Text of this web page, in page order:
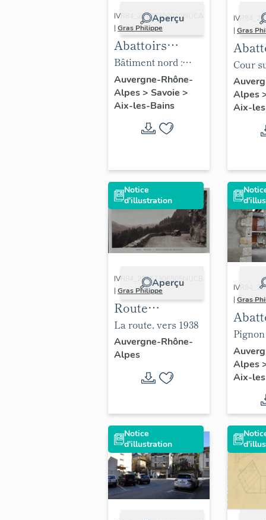
Aperçu
IVR84_20177300010NUCA
| Gras Philippe
Abattoirs
municipaux,
puis ateliers
municipaux,
actuellement
maisons et
Bâtiment nord :
élévation
Auvergne-Rhône-
Alpes> Savoie >
Aix-les-Bains
| Gras
puis
Cour
Alpes
Aix-
Notice
d'illustration
Aperçu
IVR84_20167306505NUCB
| Gras Philippe
Route
nationale n°
513,
actuellement
départementale
Route du
Revard
La route, vers 1938
Auvergne-Rhône-
Alpes
| Gras
puis
centre
Alpes
Aix-
Notice
d'illustration